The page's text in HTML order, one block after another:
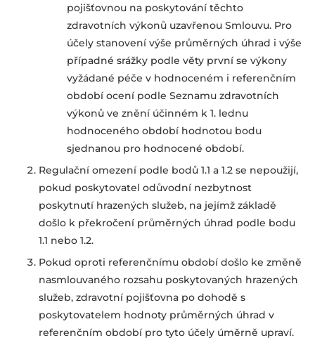
pojišťovnou na poskytování těchto
zdravotních výkonů uzavřenou Smlouvu. Pro
účely stanovení výše průměrných úhrad i výše
případné srážky podle věty první se výkony
vyžádané péče v hodnoceném i referenčním
období ocení podle Seznamu zdravotních
výkonů ve znění účinném k 1. lednu
hodnoceného období hodnotou bodu
sjednanou pro hodnocené období.
Regulační omezení podle bodů 1.1 a 1.2 se nepoužijí,
pokud poskytovatel odůvodní nezbytnost
poskytnutí hrazených služeb, na jejímž základě
došlo k překročení průměrných úhrad podle bodu
1.1 nebo 1.2.
Pokud oproti referenčnímu období došlo ke změně
nasmlouvaného rozsahu poskytovaných hrazených
služeb, zdravotní pojišťovna po dohodě s
poskytovatelem hodnoty průměrných úhrad v
referenčním období pro tyto účely úměrně upraví.